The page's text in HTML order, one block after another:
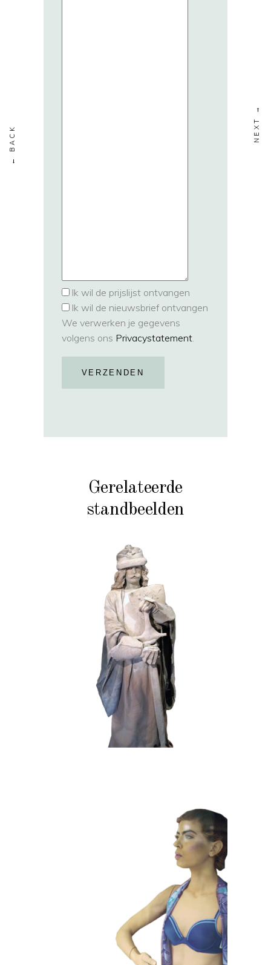
Ik wil de prijslijst ontvangen
Ik wil de nieuwsbrief ontvangen
We verwerken je gegevens
volgens ons Privacystatement.
VERZENDEN
Gerelateerde
standbeelden
HISTORIE STEEN
102 Zandgraaf
KLEUR
101 Etalagepoppen